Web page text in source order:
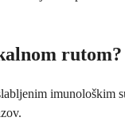
rutom?